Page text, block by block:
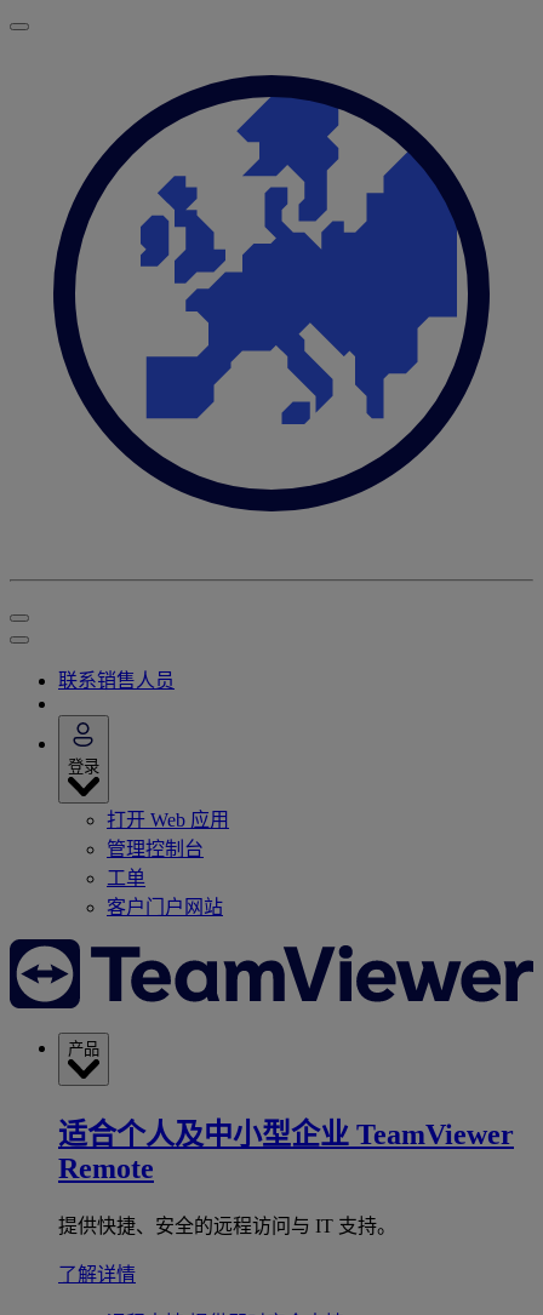
联系销售人员
登录
打开 Web 应用
管理控制台
工单
客户门户网站
产品
适合个人及中小型企业 TeamViewer
Remote
提供快捷、安全的远程访问与 IT 支持。
了解详情